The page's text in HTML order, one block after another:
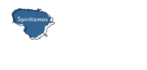
Pereiti
prie